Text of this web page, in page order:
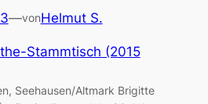
—vonHelmut S.
Stammtisch (2015
Seehausen/Altmark Brigitte